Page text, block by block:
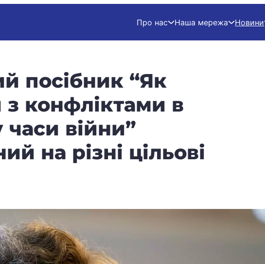
Про нас Наша мережа Новини
посібник “Як
конфліктами в
війни”
на різні цільові